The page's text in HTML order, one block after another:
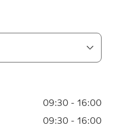
09:30 - 16:00
09:30 - 16:00